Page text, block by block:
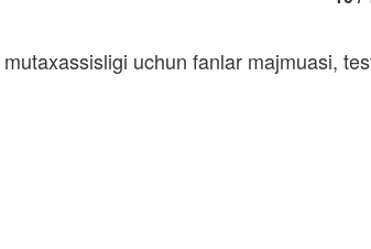
mutaxassisligi uchun fanlar majmuasi,